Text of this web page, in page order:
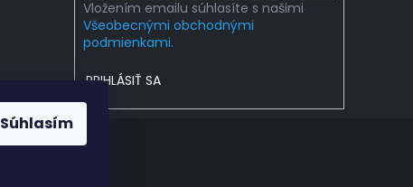
Súhlasím
Vložením emailu súhlasíte s našimi
Všeobecnými obchodnými
podmienkami.
PRIHLÁSIŤ SA